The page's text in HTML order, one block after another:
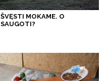
ŠVĘSTI MOKAME. O
SAUGOTI?